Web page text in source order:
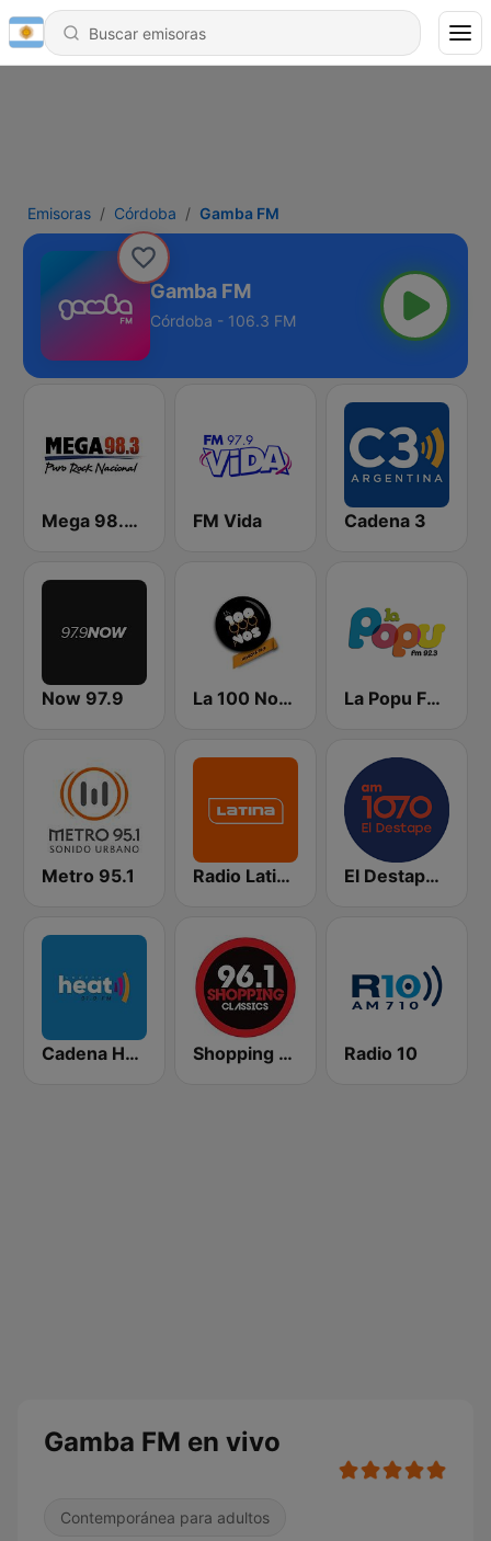
Emisoras Córdoba Gamba FM
Gamba FM
Córdoba - 106.3 FM
Mega 98.3 FM FM Vida Cadena 3
Now 97.9 La 100 Nogoyá La Popu FM 92.3
Metro 95.1 Radio Latina 101.1 El Destape Radio
Cadena Heat Shopping Classics 96.1 FM Radio 10
Gamba FM en vivo
Contemporánea para adultos